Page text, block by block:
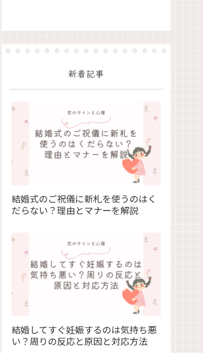
新着記事
結婚式のご祝儀に新札を使うのはく
だらない？理由とマナーを解説
結婚してすぐ妊娠するのは気持ち悪
い？周りの反応と原因と対応方法